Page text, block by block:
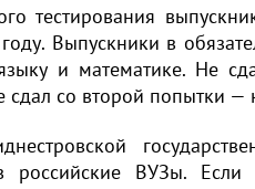
тестирования
Выпускники в
и математике. Не
со второй попытки —
российские ВУЗы. Если